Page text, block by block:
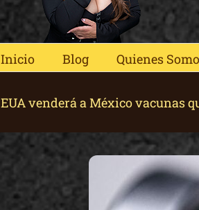
Inicio Blog Quienes
EUA venderá a México vacunas